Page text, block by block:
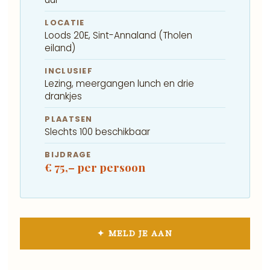
LOCATIE
Loods 20E, Sint-Annaland (Tholen
eiland)
INCLUSIEF
Lezing, meergangen lunch en drie
drankjes
PLAATSEN
Slechts 100 beschikbaar
BIJDRAGE
€ 75,– per persoon
✦ MELD JE AAN